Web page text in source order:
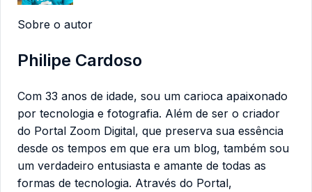
Sobre o autor
Philipe Cardoso
Com 33 anos de idade, sou um carioca apaixonado
por tecnologia e fotografia. Além de ser o criador
do Portal Zoom Digital, que preserva sua essência
desde os tempos em que era um blog, também sou
um verdadeiro entusiasta e amante de todas as
formas de tecnologia. Através do Portal,